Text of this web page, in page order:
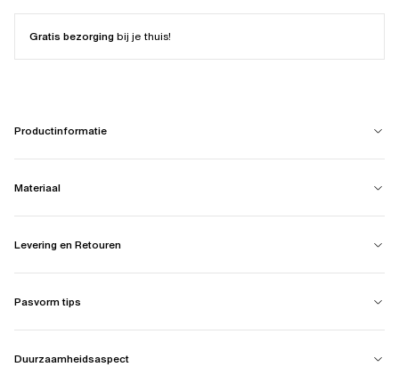
Gratis bezorgingbij je thuis!
Productinformatie
Materiaal
Levering en Retouren
Pasvorm tips
Duurzaamheidsaspect